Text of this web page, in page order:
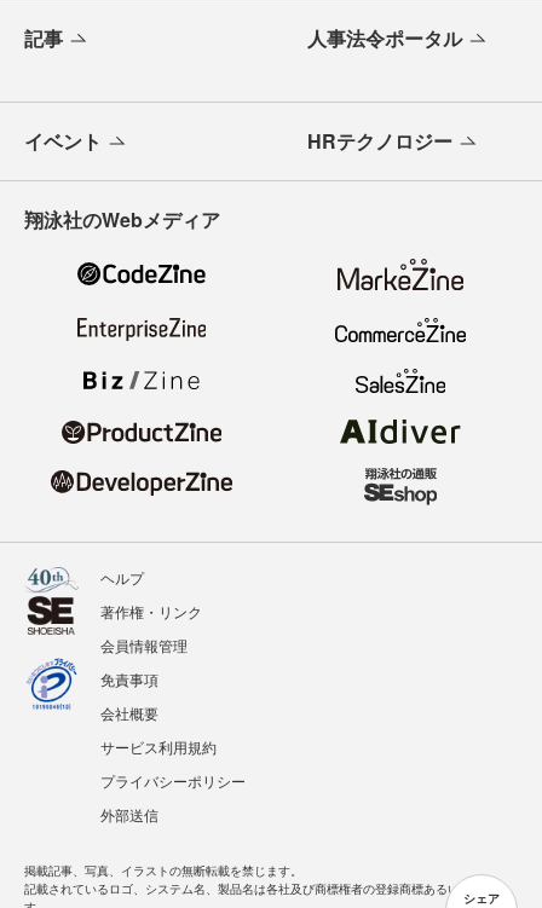
シェア
記事 人事法令ポータル
イベント HRテクノロジー
翔泳社のWebメディア
ヘルプ
著作権・リンク
会員情報管理
免責事項
会社概要
サービス利用規約
プライバシーポリシー
外部送信
掲載記事、写真、イラストの無断転載を禁じます。
記載されているロゴ、システム名、製品名は各社及び商標権者の登録商標あるいは商標で